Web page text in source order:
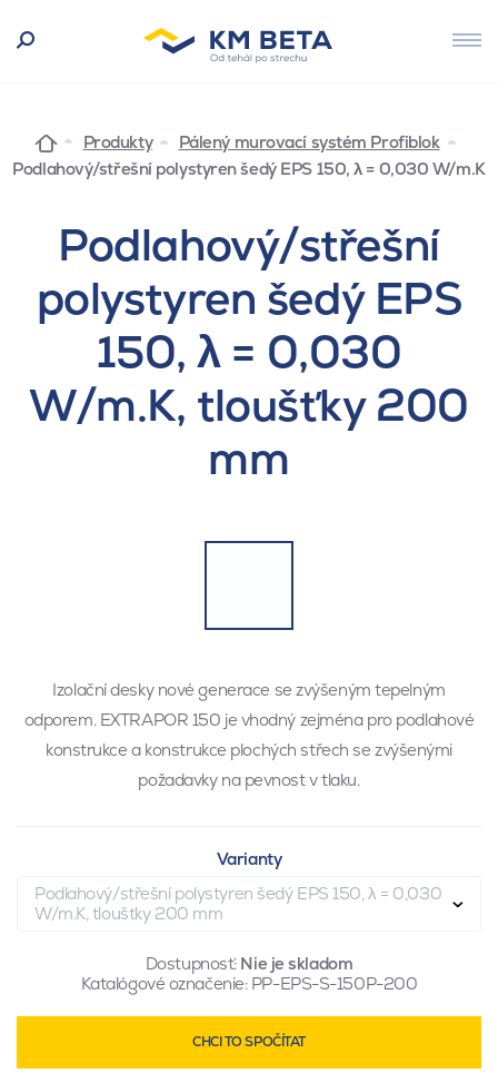
Produkty
Pálený murovací systém Profiblok
Podlahový/střešní polystyren šedý EPS 150, λ = 0,030 W/m.K
Podlahový/střešní
polystyren šedý EPS
150, λ = 0,030
W/m.K, tloušťky 200
mm
Izolační desky nové generace se zvýšeným tepelným
odporem. EXTRAPOR 150 je vhodný zejména pro podlahové
konstrukce a konstrukce plochých střech se zvýšenými
požadavky na pevnost v tlaku.
Varianty
Podlahový/střešní polystyren šedý EPS 150, λ = 0,030
W/m.K, tloušťky 200 mm
Dostupnosť: Nie je skladom
Katalógové označenie: PP-EPS-S-150P-200
CHCI TO SPOČÍTAT